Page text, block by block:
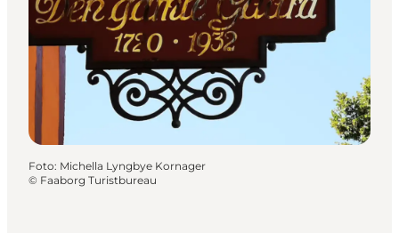
Book lokale oplevelser
Foto: Michella Lyngbye Kornager
© Faaborg Turistbureau